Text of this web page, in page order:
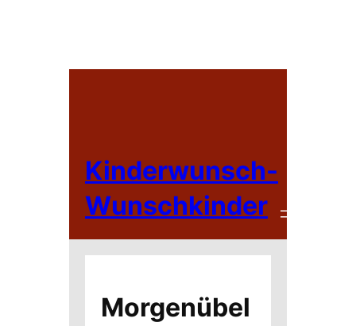
Kinderwunsch-
Wunschkinder
Morgenübel